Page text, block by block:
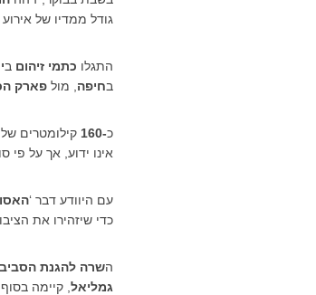
גודל ממדיו של אירוע
התגלו כתמי זיהום ב
בחיפה , מולפארק
כ-160 קילומטרים של
אינו ידוע, אך על פי
עם היוודע דבר ‘
כדי שיזהירו את
השרה להגנת
גמליאל , קיימה